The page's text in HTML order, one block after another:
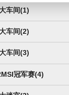
车间(1)
车间(2)
车间(3)
冠军赛(4)